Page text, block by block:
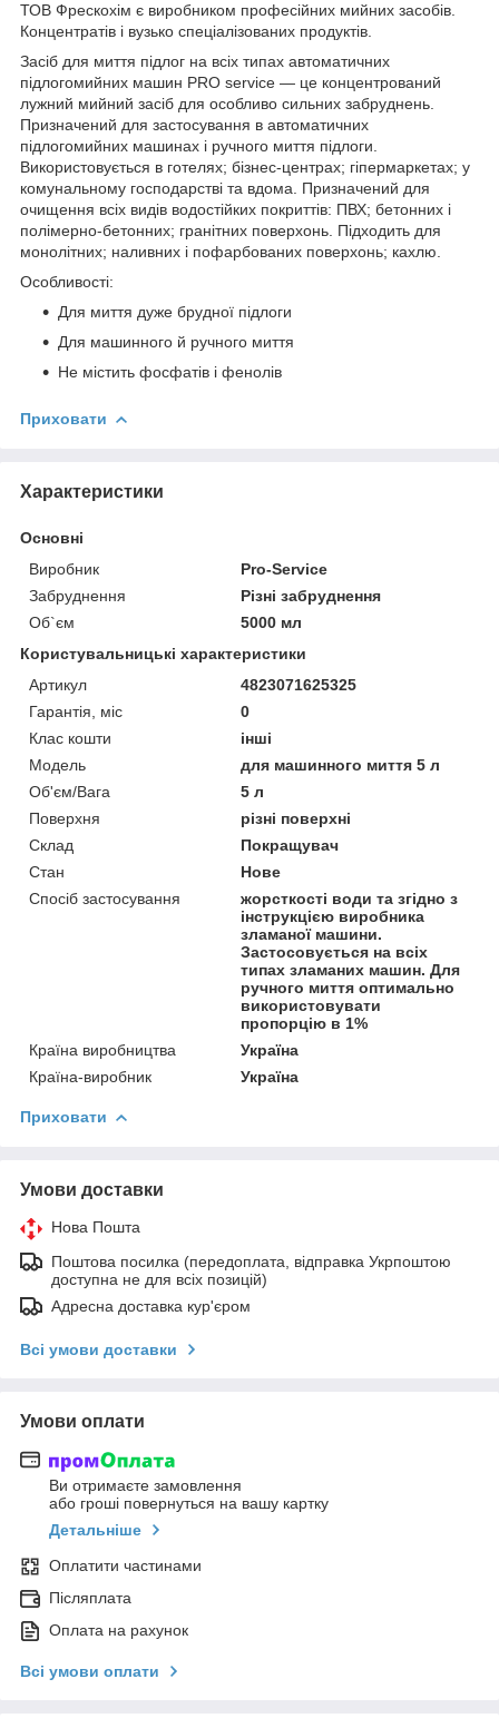
ТОВ Фрескохім є виробником професійних мийних засобів.
Концентратів і вузько спеціалізованих продуктів.
Засіб для миття підлог на всіх типах автоматичних
підлогомийних машин PRO service — це концентрований
лужний мийний засіб для особливо сильних забруднень.
Призначений для застосування в автоматичних
підлогомийних машинах і ручного миття підлоги.
Використовується в готелях; бізнес-центрах; гіпермаркетах; у
комунальному господарстві та вдома. Призначений для
очищення всіх видів водостійких покриттів: ПВХ; бетонних і
полімерно-бетонних; гранітних поверхонь. Підходить для
монолітних; наливних і пофарбованих поверхонь; кахлю.
Особливості:
Для миття дуже брудної підлоги
Для машинного й ручного миття
Не містить фосфатів і фенолів
Приховати
Характеристики
Основні
Виробник
Pro-Service
Забруднення
Різні забруднення
Об`єм
5000 мл
Користувальницькі характеристики
Артикул
4823071625325
Гарантія, міс
0
Клас кошти
інші
Мoдель
для машинного миття 5 л
Об'єм/Вага
5 л
Поверхня
різні поверхні
Склад
Покращувач
Стан
Нове
Спосіб застосування
жорсткості води та згідно з
інструкцією виробника
зламаної машини.
Застосовується на всіх
типах зламаних машин. Для
ручного миття оптимально
використовувати
пропорцію в 1%
Країна виробництва
Україна
Країна-виробник
Україна
Приховати
Умови доставки
Нова Пошта
Поштова посилка (передоплата, відправка Укрпоштою
доступна не для всіх позицій)
Адресна доставка кур'єром
Всі умови доставки
Умови оплати
Ви отримаєте замовлення
або гроші повернуться на вашу картку
Детальніше
Оплатити частинами
Післяплата
Оплата на рахунок
Всі умови оплати